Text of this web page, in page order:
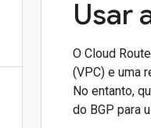
Usar
O Cloud
(VPC) e uma
No entanto,
do BGP para